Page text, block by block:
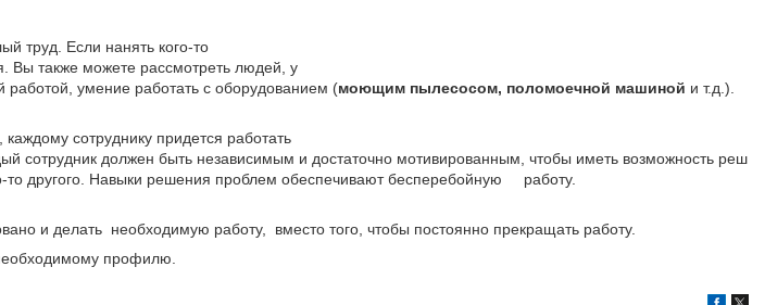
труд. Если нанять кого-то
Вы также можете рассмотреть людей, у
умение работать с оборудованием (моющим пылесосом, поломоечной машиной и т.д.).
каждому сотруднику придется работать
сотрудник должен быть независимым и достаточно мотивированным, чтобы иметь возможность реш
то другого. Навыки решения проблем обеспечивают бесперебойную работу.
и делать необходимую работу, вместо того, чтобы постоянно прекращать работу.
профилю.